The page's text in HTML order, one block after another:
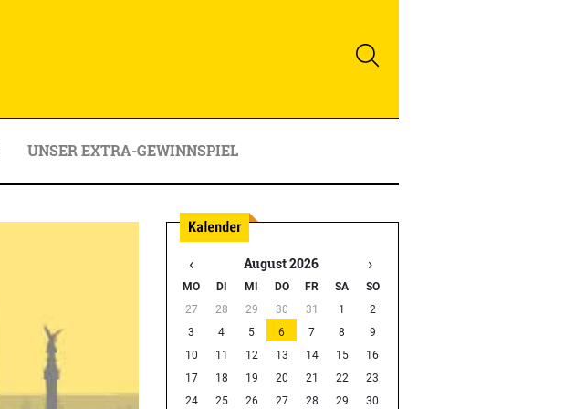
UNSER EXTRA-GEWINNSPIEL
‹ August 2026 ›
MO DI MI DO FR SA
SO
27
28 29 30 31 1
2
3
4 5 6 7 8
9
10
11 12 13 14 15
16
17
18 19 20 21 22
23
24
25 26 27 28 29 30